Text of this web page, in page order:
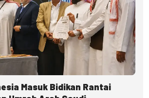
Masuk Bidikan Rantai